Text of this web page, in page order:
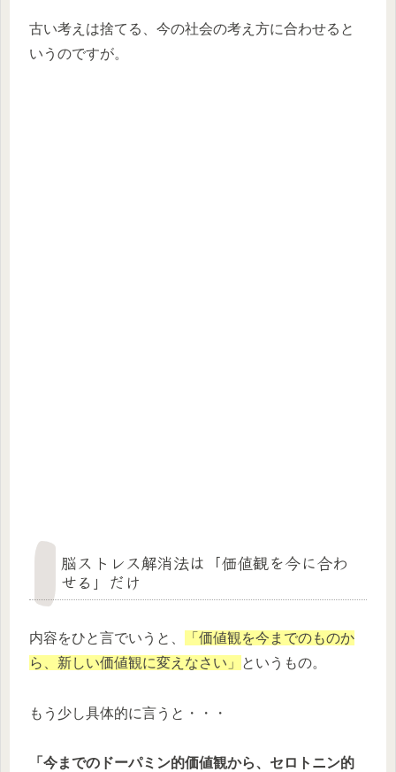
古い考えは捨てる、今の社会の考え方に合わせると
いうのですが。
脳ストレス解消法は「価値観を今に合わ
せる」だけ
内容をひと言でいうと、
「価値観を今までのものか
ら、新しい価値観に変えなさい」
というもの。
もう少し具体的に言うと・・・
「今までのドーパミン的価値観から、セロトニン的